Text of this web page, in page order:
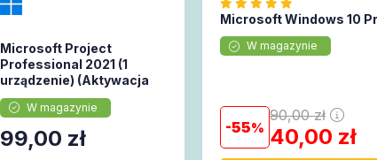
Microsoft Project
Professional 2021 (1
urządzenie) (Aktywacja
online)
W magazynie
99,00 zł
Microsoft Windows 10
W magazynie
55
90,00zł
40,00 zł